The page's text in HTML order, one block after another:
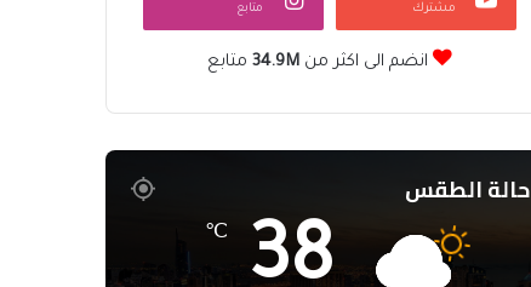
مشترك متابع
انضم الى اكثر من34.9M متابع
حالة الطقس
38
℃